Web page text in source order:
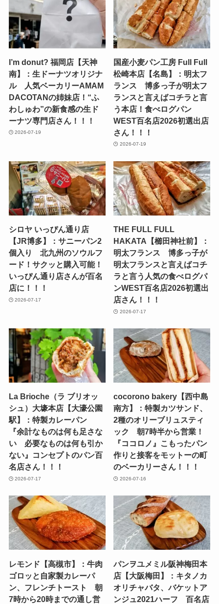
I’m donut? 福岡店【天神
南】：生ドーナツオリジナ
ル 人気ベーカリーAMAM
DACOTANの姉妹店！“ふ
わしゅわ”の新食感の生ド
ーナツ専門店さん！！！
2026-07-19
国産小麦パン工房 Full Full
松崎本店【名島】：明太フ
ランス 博多っ子が明太フ
ランスと言えばコチラと言
う本店！食べログパン
WEST百名店2026初選出店
さん！！！
2026-07-19
シロヤ いっぴん通り店
【JR博多】：サニーパン2
個入り 北九州のソウルフ
ード！サクッと購入可能！
いっぴん通り店さんが百名
店に！！！
2026-07-17
THE FULL FULL
HAKATA【櫛田神社前】：
明太フランス 博多っ子が
明太フランスと言えばコチ
ラと言う人気の食べログパ
ンWEST百名店2026初選出
店さん！！！
2026-07-17
La Brioche（ラ ブリオッ
シュ）大壕本店【大濠公園
駅】：特製カレーパン
『余計なものは何も足さな
い 必要なものは何も引か
ない』コンセプトのパン百
名店さん！！！
2026-07-17
cocorono bakery【西中島
南方】：特製カツサンド、
2種のオリーブリュスティ
ック 朝7時半から営業！
『ココロノ』こもったパン
作りと接客をモットーの町
のベーカリーさん！！！
2026-07-16
レモンド【高槻市】：牛肉
ゴロッと自家製カレーパ
ン、フレンチトースト 朝
7時から20時までの通し営
パンヲユメミル阪神梅田本
店【大阪梅田】：キタノカ
オリチャバタ、バケットア
ンジュ2021ハーフ 百名店